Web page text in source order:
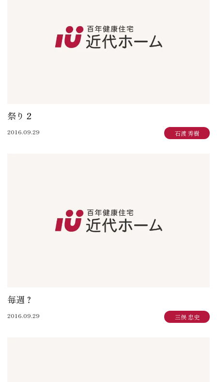
祭り２
2016.09.29 石渡 秀樹
毎週？
2016.09.29 三俣 忠史